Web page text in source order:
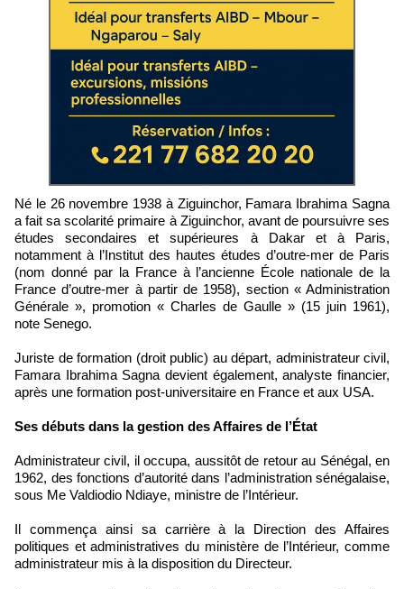
Né le 26 novembre 1938 à Ziguinchor, Famara Ibrahima Sagna
a fait sa scolarité primaire à Ziguinchor, avant de poursuivre ses
études secondaires et supérieures à Dakar et à Paris,
notamment à l’Institut des hautes études d’outre-mer de Paris
(nom donné par la France à l’ancienne École nationale de la
France d’outre-mer à partir de 1958), section « Administration
Générale », promotion « Charles de Gaulle » (15 juin 1961),
note Senego.
Juriste de formation (droit public) au départ, administrateur civil,
Famara Ibrahima Sagna devient également, analyste financier,
après une formation post-universitaire en France et aux USA.
Ses débuts dans la gestion des Affaires de l’État
Administrateur civil, il occupa, aussitôt de retour au Sénégal, en
1962, des fonctions d’autorité dans l’administration sénégalaise,
sous Me Valdiodio Ndiaye, ministre de l’Intérieur.
Il commença ainsi sa carrière à la Direction des Affaires
politiques et administratives du ministère de l’Intérieur, comme
administrateur mis à la disposition du Directeur.